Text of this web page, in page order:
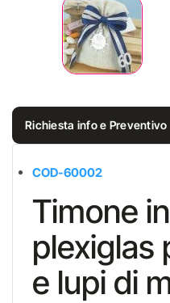
Richiesta info e Preventivo
COD-60002
Timone in
plexiglas
e lupi di